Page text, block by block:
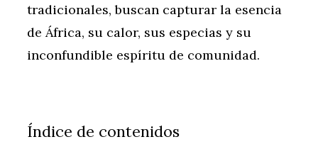
tradicionales, buscan capturar la esencia
de África, su calor, sus especias y su
inconfundible espíritu de comunidad.
Índice de contenidos